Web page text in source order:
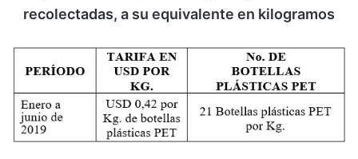
recolectadas, a su equivalente en kilogramos